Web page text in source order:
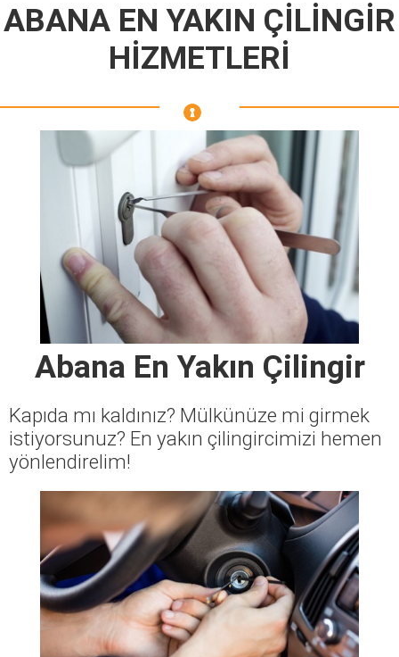
ABANA EN YAKIN ÇİLİNGİR
HİZMETLERİ
Abana En Yakın Çilingir
Kapıda mı kaldınız? Mülkünüze mi girmek
istiyorsunuz? En yakın çilingircimizi hemen
yönlendirelim!